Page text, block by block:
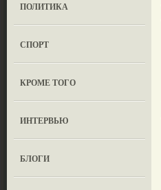
ПОЛИТИКА
СПОРТ
КРОМЕ ТОГО
ИНТЕРВЬЮ
БЛОГИ